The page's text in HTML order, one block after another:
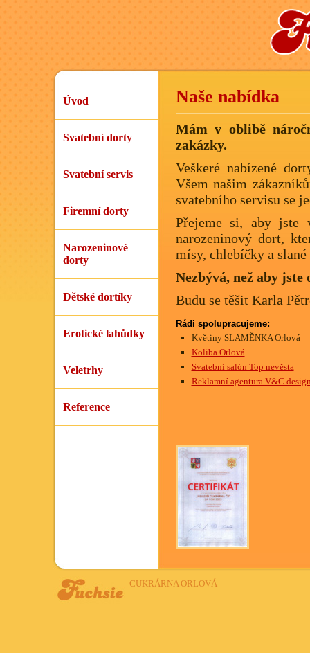
Úvod
Svatební dorty
Svatební servis
Firemní dorty
Narozeninové
dorty
Dětské dortíky
Erotické lahůdky
Veletrhy
Reference
Naše nabídka
Mám v oblibě
zakázky.
Veškeré nabízené
Všem našim
svatebního servisu se
Přejeme si, aby jste
narozeninový dort,
mísy, chlebíčky a slané
Nezbývá, než aby
Budu se těšit Karla
Rádi spolupracujeme:
Květiny SLAMĚNKA Orlová
Koliba Orlová
Svatební salón Top nevěsta
Reklamní agentura V&C
CUKRÁRNA ORLOVÁ